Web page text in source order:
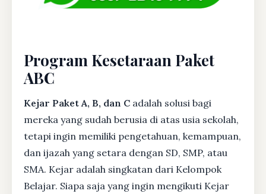
Program Kesetaraan Paket
ABC
Kejar Paket A, B, dan C adalah solusi bagi
mereka yang sudah berusia di atas usia sekolah,
tetapi ingin memiliki pengetahuan, kemampuan,
dan ijazah yang setara dengan SD, SMP, atau
SMA. Kejar adalah singkatan dari Kelompok
Belajar. Siapa saja yang ingin mengikuti Kejar